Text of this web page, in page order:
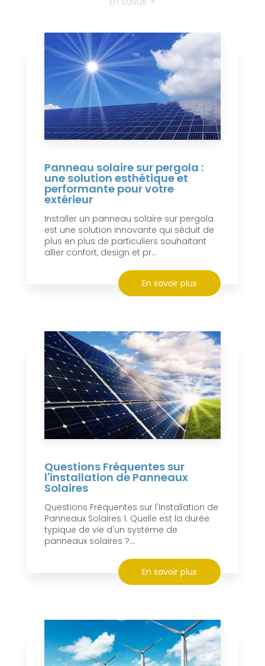
Panneau solaire sur pergola :
une solution esthétique et
performante pour votre
extérieur
Installer un panneau solaire sur pergola
est une solution innovante qui séduit de
plus en plus de particuliers souhaitant
allier confort, design et pr...
En savoir plus
Questions Fréquentes sur
l'installation de Panneaux
Solaires
Questions Fréquentes sur l'Installation de
Panneaux Solaires 1. Quelle est la durée
typique de vie d'un système de
panneaux solaires ?...
En savoir plus